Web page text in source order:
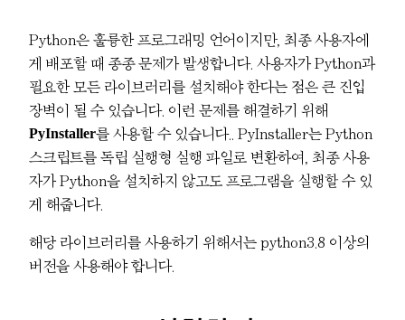
Python은 훌륭한 프로그래밍 언어이지만, 최종 사용자에
게 배포할 때 종종 문제가 발생합니다. 사용자가 Python과
필요한 모든 라이브러리를 설치해야 한다는 점은 큰 진입
장벽이 될 수 있습니다. 이런 문제를 해결하기 위해
PyInstaller를 사용할 수 있습니다.. PyInstaller는 Python
스크립트를 독립 실행형 실행 파일로 변환하여, 최종 사용
자가 Python을 설치하지 않고도 프로그램을 실행할 수 있
게 해줍니다.
해당 라이브러리를 사용하기 위해서는 python3.8 이상의
버전을 사용해야 합니다.